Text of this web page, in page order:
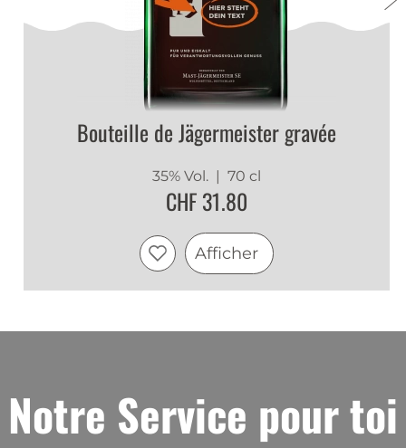
Bouteille de Jägermeister gravée
35% Vol. | 70 cl
CHF 31.80
Afficher
Notre Service pour toi